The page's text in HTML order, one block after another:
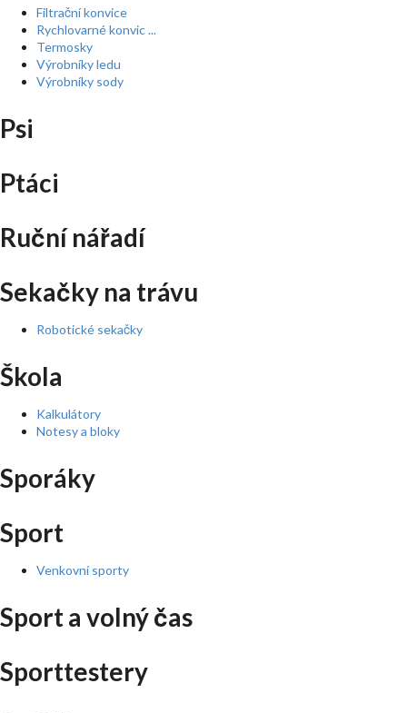
Filtrační konvice
Rychlovarné konvic ...
Termosky
Výrobníky ledu
Výrobníky sody
Psi
Ptáci
Ruční nářadí
Sekačky na trávu
Robotické sekačky
Škola
Kalkulátory
Notesy a bloky
Sporáky
Sport
Venkovní sporty
Sport a volný čas
Sporttestery